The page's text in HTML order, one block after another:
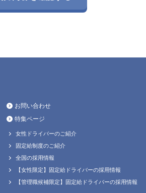
お問い合わせ
特集ページ
女性ドライバーのご紹介
固定給制度のご紹介
全国の採用情報
【女性限定】固定給ドライバーの採用情報
【管理職候補限定】固定給ドライバーの採用情報